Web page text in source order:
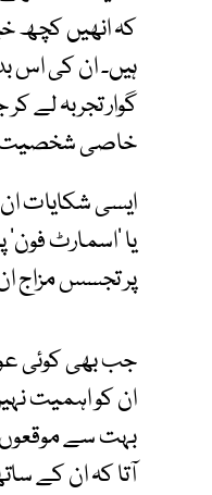
کہ انھیں کچھ
ہیں۔ ان کی اس
گوار تجربہ لے
خاصی شخصیت
ایسی شکایات
یا ’اسمارٹ
پر تجسس مزاج
جب بھی کوئی
ان کو اہمیت
بہت سے
آتا کہ ان کے